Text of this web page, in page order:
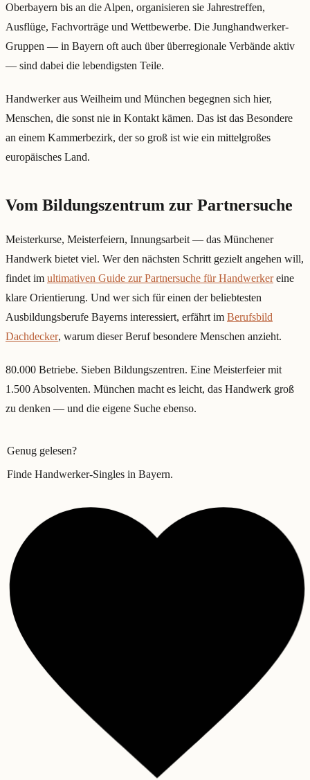
Oberbayern bis an die Alpen, organisieren sie Jahrestreffen,
Ausflüge, Fachvorträge und Wettbewerbe. Die Junghandwerker-
Gruppen — in Bayern oft auch über überregionale Verbände aktiv
— sind dabei die lebendigsten Teile.
Handwerker aus Weilheim und München begegnen sich hier,
Menschen, die sonst nie in Kontakt kämen. Das ist das Besondere
an einem Kammerbezirk, der so groß ist wie ein mittelgroßes
europäisches Land.
Vom Bildungszentrum zur Partnersuche
Meisterkurse, Meisterfeiern, Innungsarbeit — das Münchener
Handwerk bietet viel. Wer den nächsten Schritt gezielt angehen will,
findet im ultimativen Guide zur Partnersuche für Handwerkereine
klare Orientierung. Und wer sich für einen der beliebtesten
Ausbildungsberufe Bayerns interessiert, erfährt im Berufsbild
Dachdecker, warum dieser Beruf besondere Menschen anzieht.
80.000 Betriebe. Sieben Bildungszentren. Eine Meisterfeier mit
1.500 Absolventen. München macht es leicht, das Handwerk groß
zu denken — und die eigene Suche ebenso.
Genug gelesen?
Finde Handwerker-Singles in Bayern.